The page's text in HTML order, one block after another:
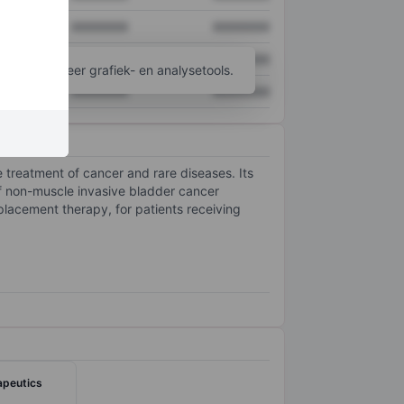
XXXXXXX XXXXXXX
tot meer grafiek- en analysetools.
of cancer and rare diseases. Its
muscle invasive bladder cancer
therapy, for patients receiving